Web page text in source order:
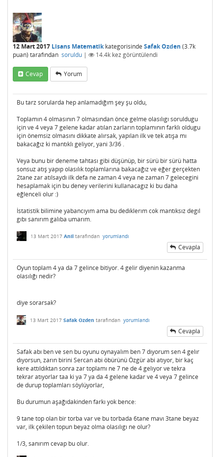
12 Mart 2017 Lisans Matematikkategorisinde Safak Ozden (3.7k
puan) tarafından soruldu | 14.4k kez görüntülendi
Cevap Yorum
Bu tarz sorularda hep anlamadığım şey şu oldu,
Toplamın 4 olmasının 7 olmasından önce gelme olasılıgı soruldugu
için ve 4 veya 7 gelene kadar atılan zarların toplamının farklı oldugu
için önemsiz olmasını dikkate alırsak, yapılan ilk ve tek atışa mı
bakacağız ki mantıklı geliyor, yani 3/36 .
Veya bunu bir deneme tahtası gibi düşünüp, bir sürü bir sürü hatta
sonsuz atış yapıp olasılık toplamlarına bakacağız ve eğer gerçekten
2tane zar atılsaydı ilk defa ne zaman 4 veya ne zaman 7 gelecegini
hesaplamak için bu deney verilerini kullanacagız ki bu daha
eğlenceli olur :)
İstatistik bilimine yabancıyım ama bu dedıklerım cok mantıksız degıl
gıbı sanırım galıba umarım.
13 Mart 2017 Anil tarafından yorumlandı
Cevapla
Oyun toplam 4 ya da 7 gelince bitiyor. 4 gelir diyenin kazanma
olasılığı nedir?
diye sorarsak?
13 Mart 2017 Safak Ozden tarafından yorumlandı
Cevapla
Safak abı ben ve sen bu oyunu oynayalım ben 7 dıyorum sen 4 gelır
dıyorsun, zarın birini Sercan abi öbürünü Özgür abi atıyor, bir kaç
kere attıldıktan sonra zar toplamı ne 7 ne de 4 gelıyor ve tekra
tekrar atıyorlar taa ki ya 7 ya da 4 gelene kadar ve 4 veya 7 gelince
de durup toplamları söylüyorlar,
Bu durumun aşağıdakinden farkı yok bence:
9 tane top olan bir torba var ve bu torbada 6tane mavı 3tane beyaz
var, ilk çekilen topun beyaz olma olasılıgı ne olur?
1/3, sanırım cevap bu olur.